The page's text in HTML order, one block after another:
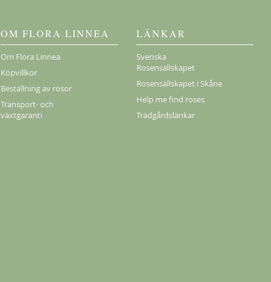
OM FLORA LINNEA
Om Flora Linnea
Köpvillkor
Beställning av rosor
Transport- och
växtgaranti
LÄNKAR
Svenska
Rosensällskapet
Rosensällskapet i Skåne
Help me find roses
Trädgårdslänkar